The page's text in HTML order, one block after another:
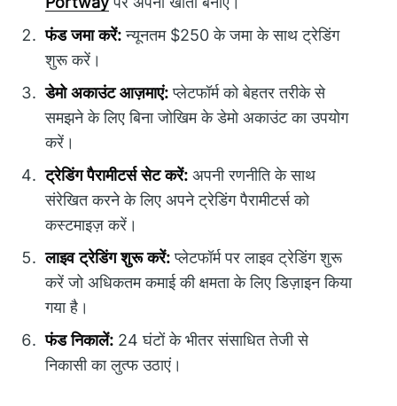
फंड जमा करें:न्यूनतम $250 के जमा के साथ ट्रेडिंग
शुरू करें।
डेमो अकाउंट आज़माएं:प्लेटफॉर्म को बेहतर तरीके से
समझने के लिए बिना जोखिम के डेमो अकाउंट का उपयोग
करें।
ट्रेडिंग पैरामीटर्स सेट करें: अपनी रणनीति के साथ
संरेखित करने के लिए अपने ट्रेडिंग पैरामीटर्स को
कस्टमाइज़ करें।
लाइव ट्रेडिंग शुरू करें:प्लेटफॉर्म पर लाइव ट्रेडिंग शुरू
करें जो अधिकतम कमाई की क्षमता के लिए डिज़ाइन किया
गया है।
फंड निकालें: 24 घंटों के भीतर संसाधित तेजी से
निकासी का लुत्फ उठाएं।